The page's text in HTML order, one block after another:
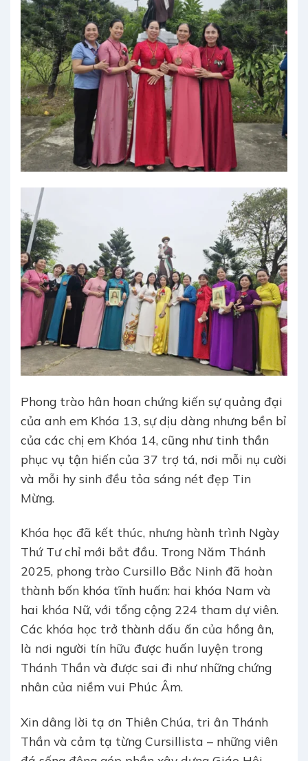
Phong trào hân hoan chứng kiến sự quảng đại
của anh em Khóa 13, sự dịu dàng nhưng bền bỉ
của các chị em Khóa 14, cũng như tinh thần
phục vụ tận hiến của 37 trợ tá, nơi mỗi nụ cười
và mỗi hy sinh đều tỏa sáng nét đẹp Tin
Mừng.
Khóa học đã kết thúc, nhưng hành trình Ngày
Thứ Tư chỉ mới bắt đầu. Trong Năm Thánh
2025, phong trào Cursillo Bắc Ninh đã hoàn
thành bốn khóa tĩnh huấn: hai khóa Nam và
hai khóa Nữ, với tổng cộng 224 tham dự viên.
Các khóa học trở thành dấu ấn của hồng ân,
là nơi người tín hữu được huấn luyện trong
Thánh Thần và được sai đi như những chứng
nhân của niềm vui Phúc Âm.
Xin dâng lời tạ ơn Thiên Chúa, tri ân Thánh
Thần và cảm tạ từng Cursillista – những viên